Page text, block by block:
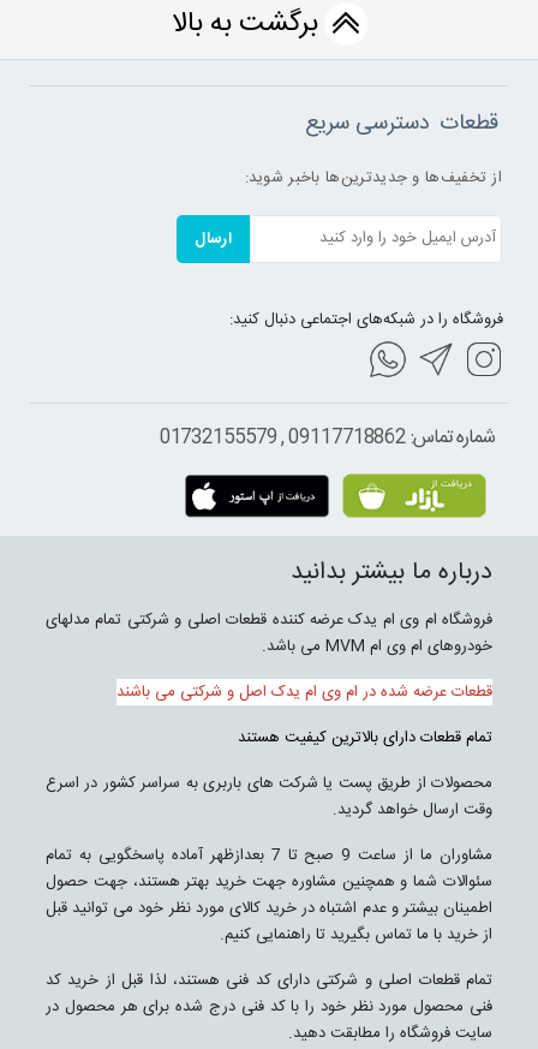
برگشت به بالا
قطعات دسترسی سریع
از تخفیف‌ها و جدیدترین‌ها باخبر شوید:
ارسال
فروشگاه را در شبکه‌های اجتماعی دنبال کنید:
شماره تماس: 09117718862 , 01732155579
درباره ما بیشتر بدانید
فروشگاه ام وی ام یدک عرضه کننده قطعات اصلی و شرکتی تمام مدلهای
خودروهای ام وی ام MVM می باشد.
قطعات عرضه شده در ام وی ام یدک اصل و شرکتی می باشند
تمام قطعات دارای بالاترین کیفیت هستند
محصولات از طریق پست یا شرکت های باربری به سراسر کشور در اسرع
وقت ارسال خواهد گردید.
مشاوران ما از ساعت 9 صبح تا 7 بعدازظهر آماده پاسخگویی به تمام
سئوالات شما و همچنین مشاوره جهت خرید بهتر هستند، جهت حصول
اطمینان بیشتر و عدم اشتباه در خرید کالای مورد نظر خود می توانید قبل
از خرید با ما تماس بگیرید تا راهنمایی کنیم.
تمام قطعات اصلی و شرکتی دارای کد فنی هستند، لذا قبل از خرید کد
فنی محصول مورد نظر خود را با کد فنی درج شده برای هر محصول در
سایت فروشگاه را مطابقت دهید.